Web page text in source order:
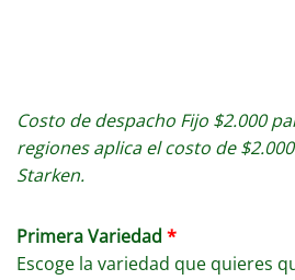
Costo de despacho Fijo $2.000
regiones aplica el costo de
Starken.
Primera Variedad
Escoge la variedad que quieres